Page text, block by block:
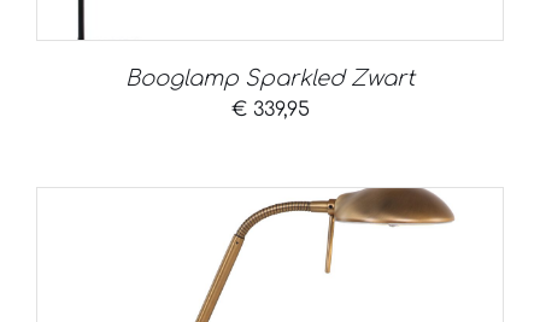
Booglamp Sparkled Zwart
€339,95